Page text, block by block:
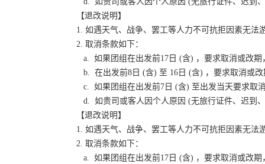
【退改说明】
1. 如遇天气、战争、罢工等人力不可抗拒因素无
2. 取消条款如下：
a. 如果团组在出发前17日 (含) ，要求取消或改
b. 在出发前8日 (含) 至 16日 (含) ，要求取消或
c. 如果团组在出发前7日 (含) 至出发当天要求取
d. 如贵司或客人因个人原因 (无旅行证件、迟到
【退改说明】
1. 如遇天气、战争、罢工等人力不可抗拒因素无
2. 取消条款如下：
a. 如果团组在出发前17日 (含) ，要求取消或改